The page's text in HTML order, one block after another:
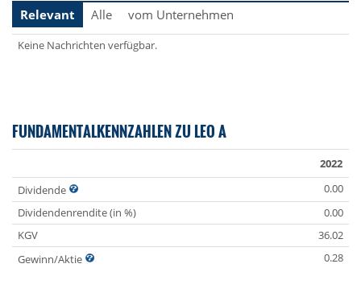
Relevant
Alle vom Unternehmen
Keine Nachrichten verfügbar.
FUNDAMENTALKENNZAHLEN ZU LEO A
2022
Dividende
0.00
Dividendenrendite (in %)
0.00
KGV
36.02
Gewinn/Aktie
0.28